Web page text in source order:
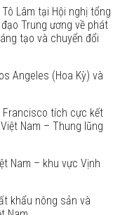
Lâm tại Hội nghị tổng
Trung ương về phát
tạo và chuyển đổi
Angeles (Hoa Kỳ) và
Francisco tích cực kết
Nam – Thung lũng
Nam – khu vực Vịnh
khẩu nông sản và